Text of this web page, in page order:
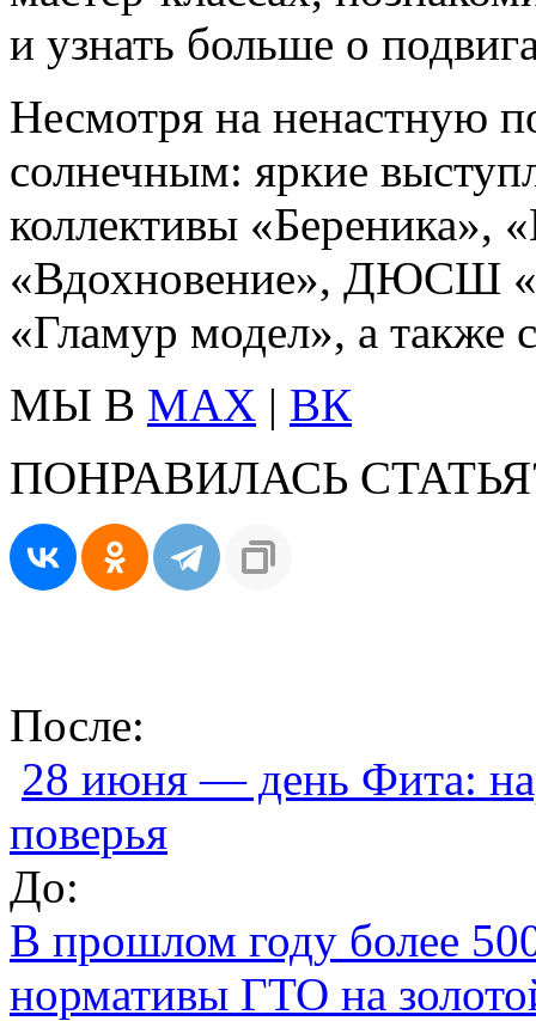
и узнать больше о
Несмотря на ненастную
солнечным: яркие
коллективы «Береника»,
«Вдохновение», ДЮСШ
«Гламур модел», а также
МЫ В MAX | ВК
ПОНРАВИЛАСЬ
После:
28 июня — день Фита:
поверья
До:
В прошлом году более
нормативы ГТО на